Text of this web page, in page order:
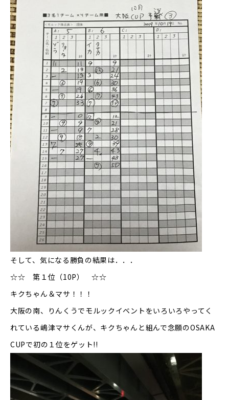
そして、気になる勝負の結果は．．．
☆☆ 第１位（10P） ☆☆
キクちゃん＆マサ！！！
大阪の南、りんくうでモルックイベントをいろいろやってく
れている嶋津マサくんが、キクちゃんと組んで念願のOSAKA
CUPで初の１位をゲット!!